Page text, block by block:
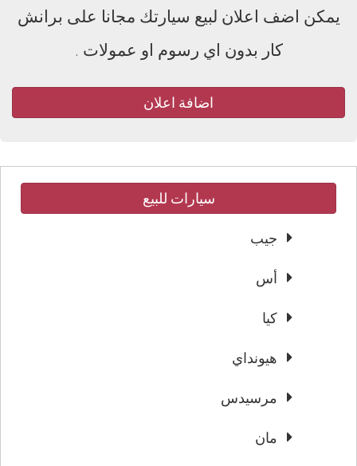
يمكن اضف اعلان لبيع سيارتك مجانا على برانش
كار بدون اي رسوم او عمولات .
اضافة اعلان
سيارات للبيع
جيب
أس
كيا
هيونداي
مرسيدس
مان